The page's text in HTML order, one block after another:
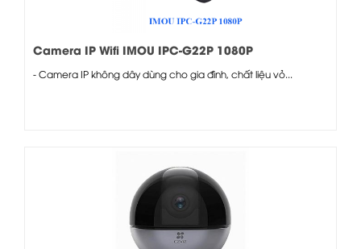
Camera IP Wifi IMOU IPC-G22P 1080P
- Camera IP không dây dùng cho gia đình, chất liệu vỏ...